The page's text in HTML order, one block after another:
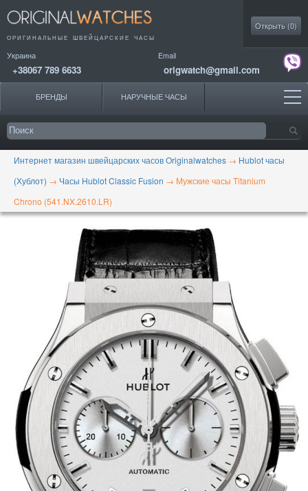
ОРИГИНАЛЬНЫЕ ШВЕЙЦАРСКИЕ ЧАСЫ
Украина
+38067 789 6633
Email
origwatch@gmail.com
Открыть (0)
БРЕНДЫ НАРУЧНЫЕ ЧАСЫ
Интернет магазин швейцарских часов Originalwatches → Hublot часы
(Хублот) → Часы Hublot Classic Fusion → Мужские часы Titanium
Chrono (541.NX.2610.LR)